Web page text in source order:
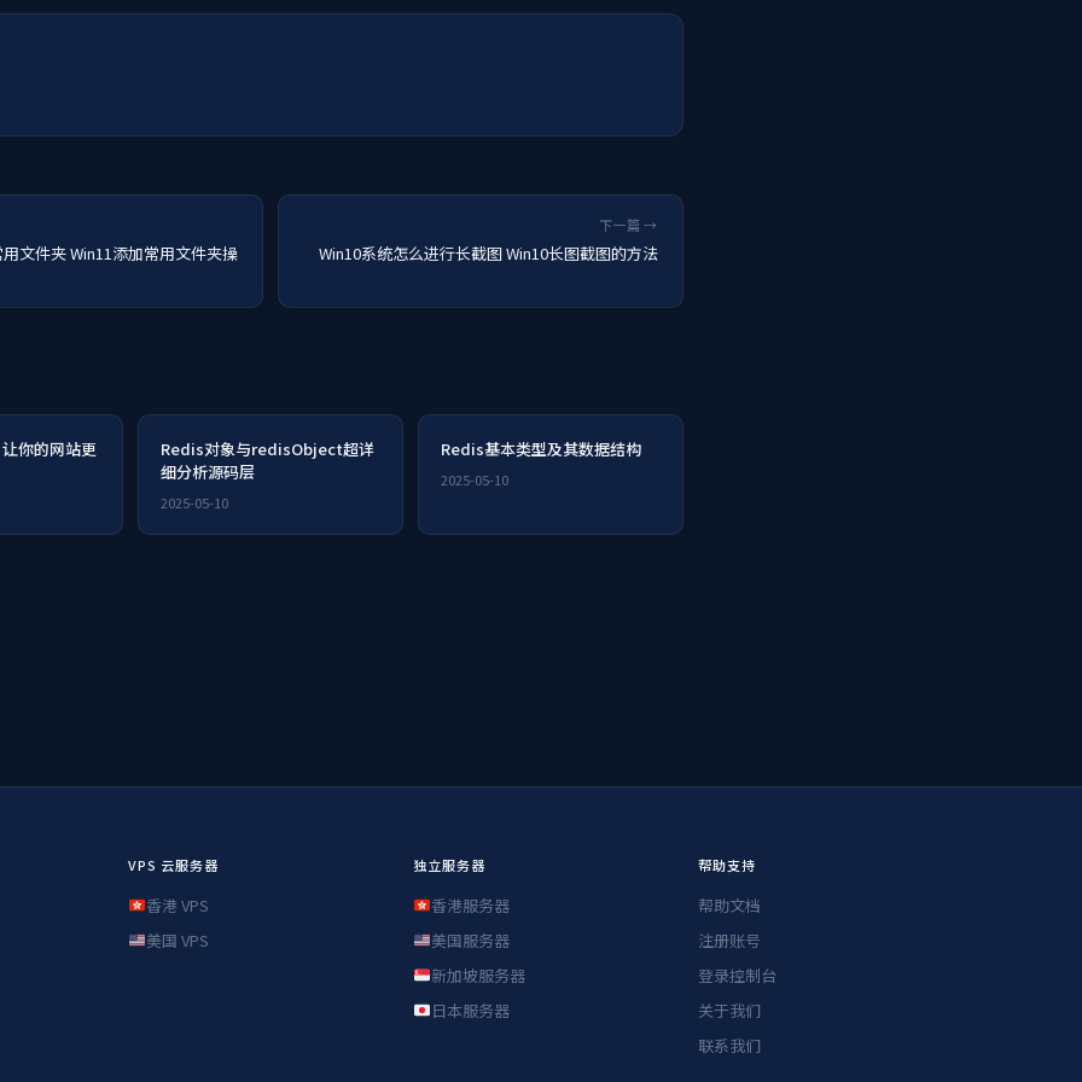
文件夹 Win11添加常用文件夹操
下一篇 →
Win10系统怎么进行长截图 Win10长图截图的方法
你的网站更
Redis对象与redisObject超详
细分析源码层
2025-05-10
Redis基本类型及其数据结构
2025-05-10
VPS 云服务器
香港 VPS
美国 VPS
独立服务器
香港服务器
美国服务器
新加坡服务器
日本服务器
帮助支持
帮助文档
注册账号
登录控制台
关于我们
联系我们